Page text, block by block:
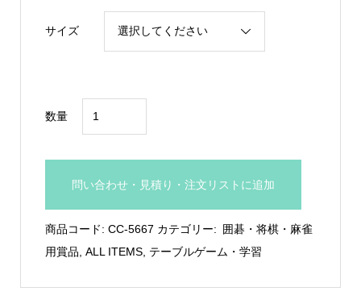
¥2,750
サイズ
数量
雀
5667
問い合わせ・見積り・注文リストに追加
商品コード: CC-5667 カテゴリー: 囲碁・将棋・麻雀
用賞品 ALL ITEMS, テーブルゲーム・学習